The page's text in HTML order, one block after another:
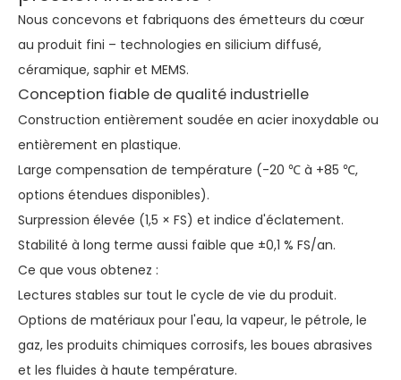
Nous concevons et fabriquons des émetteurs du cœur
au produit fini – technologies en silicium diffusé,
céramique, saphir et MEMS.
Conception fiable de qualité industrielle
Construction entièrement soudée en acier inoxydable ou
entièrement en plastique.
Large compensation de température (-20 ℃ à +85 ℃,
options étendues disponibles).
Surpression élevée (1,5 × FS) et indice d'éclatement.
Stabilité à long terme aussi faible que ±0,1 % FS/an.
Ce que vous obtenez :
Lectures stables sur tout le cycle de vie du produit.
Options de matériaux pour l'eau, la vapeur, le pétrole, le
gaz, les produits chimiques corrosifs, les boues abrasives
et les fluides à haute température.